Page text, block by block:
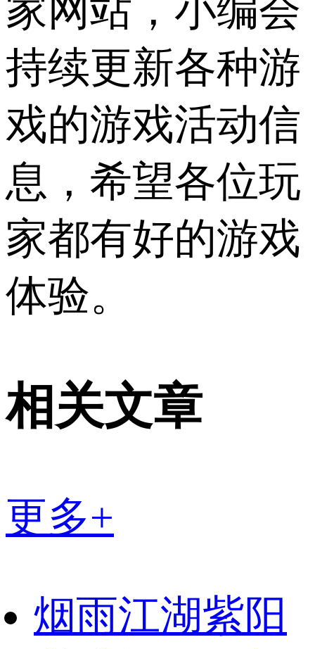
家网站，小编会
持续更新各种游
戏的游戏活动信
息，希望各位玩
家都有好的游戏
体验。
相关文章
更多+
烟雨江湖紫阳